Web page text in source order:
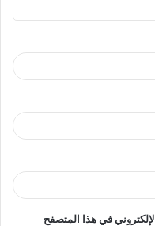
في هذا المتصفح